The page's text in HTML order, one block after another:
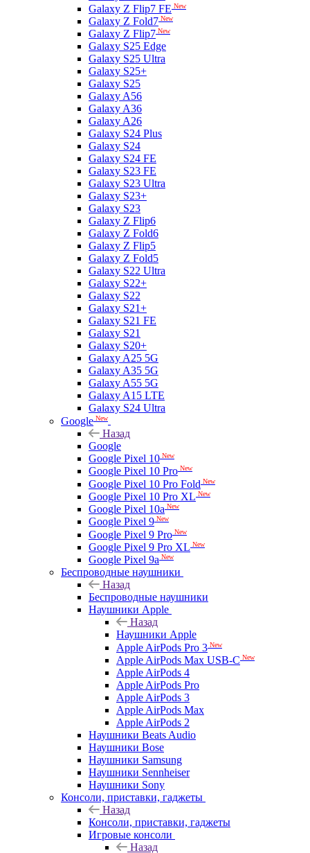
Galaxy Z Flip7 FE New
Galaxy Z Fold7 New
Galaxy Z Flip7 New
Galaxy S25 Edge
Galaxy S25 Ultra
Galaxy S25+
Galaxy S25
Galaxy A56
Galaxy A36
Galaxy A26
Galaxy S24 Plus
Galaxy S24
Galaxy S24 FE
Galaxy S23 FE
Galaxy S23 Ultra
Galaxy S23+
Galaxy S23
Galaxy Z Flip6
Galaxy Z Fold6
Galaxy Z Flip5
Galaxy Z Fold5
Galaxy S22 Ultra
Galaxy S22+
Galaxy S22
Galaxy S21+
Galaxy S21 FE
Galaxy S21
Galaxy S20+
Galaxy A25 5G
Galaxy A35 5G
Galaxy A55 5G
Galaxy A15 LTE
Galaxy S24 Ultra
Google New
Назад
Google
Google Pixel 10 New
Google Pixel 10 Pro New
Google Pixel 10 Pro Fold New
Google Pixel 10 Pro XL New
Google Pixel 10a New
Google Pixel 9 New
Google Pixel 9 Pro New
Google Pixel 9 Pro XL New
Google Pixel 9a New
Беспроводные наушники
Назад
Беспроводные наушники
Наушники Apple
Назад
Наушники Apple
Apple AirPods Pro 3 New
Apple AirPods Max USB-C New
Apple AirPods 4
Apple AirPods Pro
Apple AirPods 3
Apple AirPods Max
Apple AirPods 2
Наушники Beats Audio
Наушники Bose
Наушники Samsung
Наушники Sennheiser
Наушники Sony
Консоли, приставки, гаджеты
Назад
Консоли, приставки, гаджеты
Игровые консоли
Назад